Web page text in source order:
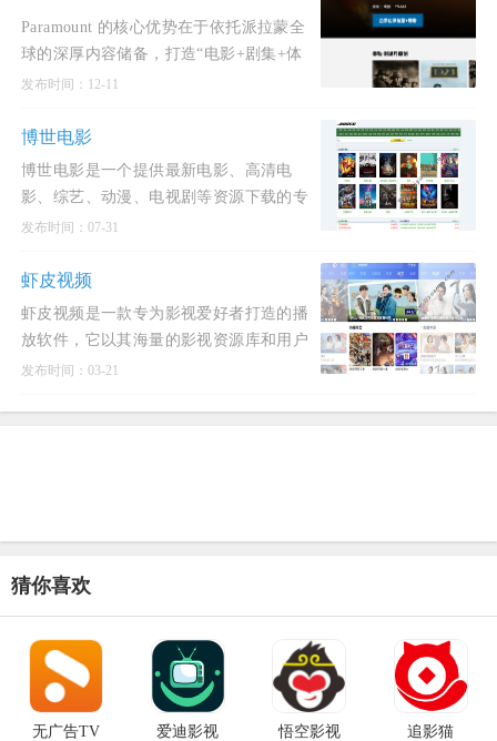
Paramount 的核心优势在于依托派拉蒙全
球的深厚内容储备，打造“电影+剧集+体
育+新闻+家庭娱乐”的综合型流媒体平
发布时间：12-11
博世电影
博世电影是一个提供最新电影、高清电
影、综艺、动漫、电视剧等资源下载的专
业网站。在这里，用户可以轻松找到并分
发布时间：07-31
虾皮视频
虾皮视频是一款专为影视爱好者打造的播
放软件，它以其海量的影视资源库和用户
友好的界面设计赢得了广泛的好评。
发布时间：03-21
猜你喜欢
无广告TV 爱迪影视 悟空影视 追影猫